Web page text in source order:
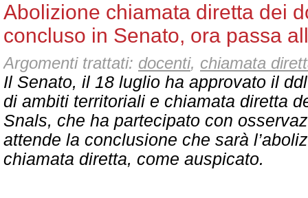
Abolizione chiamata diretta dei
concluso in Senato, ora passa
Argomenti trattati: docenti, chiamata
Il Senato, il 18 luglio ha approvato il
di ambiti territoriali e chiamata diretta
Snals, che ha partecipato con
attende la conclusione che sarà
chiamata diretta, come auspicato.